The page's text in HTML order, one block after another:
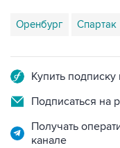
Оренбург Спартак
Купить
Подписаться на
Получать
канале